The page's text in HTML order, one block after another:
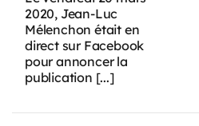
2020, Jean-Luc
Mélenchon était en
direct sur Facebook
pour annoncer la
publication [...]